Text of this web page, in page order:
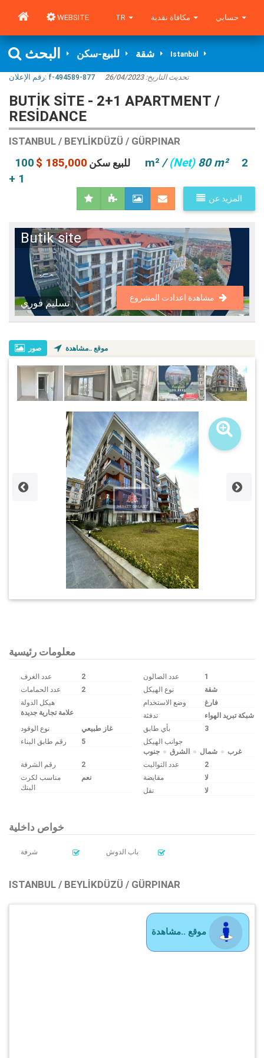
WEBSITE TR
البحث للبيع-سكن شقة Istanbul
رقم الإعلان: f-494589-877 تحديث التاريخ:26/04/2023
BUTIK SITE - 2+1 APARTMENT /
RESİDANCE
ISTANBUL / BEYLIKDÜZÜ / GÜRPINAR
للبيع سكن 185,000 $ 100 m² /(Net)80 m²
2
+ 1
المزيد عن
Butik site
تسليم فوري مشاهدة اعدادت المشروع
صور موقع ..مشاهدة
معلومات رئيسية
عدد الغرف 2 عدد الصالون
1
عدد الحمامات
2 نوع الهيكل
شقة
هيكل الدولة
علامة تجارية جديدة
وضع الاستخدام
فارغ
تدفئة
شبكة تبريد الهواء
نوع الوقود
غاز طبيعي بأي طابق
3
رقم طابق البناء
5
جوانب الهيكل
غرب
شمال الشرق
جنوب
رقم الشرفة
2 عدد التواليت
2
مناسب لكرت
البنك
نعم مقايضة
لا
نقل
لا
خواص داخلية
شرفة باب الدوش
ISTANBUL / BEYLIKDÜZÜ / GÜRPINAR